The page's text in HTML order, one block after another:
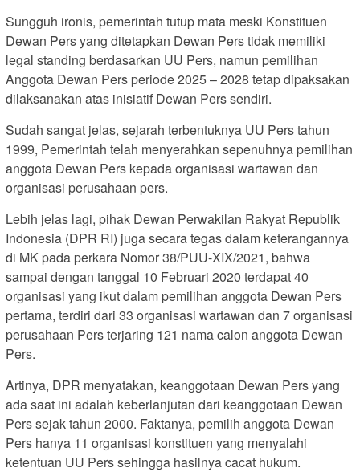
Sungguh ironis, pemerintah tutup mata meski Konstituen
Dewan Pers yang ditetapkan Dewan Pers tidak memiliki
legal standing berdasarkan UU Pers, namun pemilihan
Anggota Dewan Pers periode 2025 – 2028 tetap dipaksakan
dilaksanakan atas inisiatif Dewan Pers sendiri.
Sudah sangat jelas, sejarah terbentuknya UU Pers tahun
1999, Pemerintah telah menyerahkan sepenuhnya pemilihan
anggota Dewan Pers kepada organisasi wartawan dan
organisasi perusahaan pers.
Lebih jelas lagi, pihak Dewan Perwakilan Rakyat Republik
Indonesia (DPR RI) juga secara tegas dalam keterangannya
di MK pada perkara Nomor 38/PUU-XIX/2021, bahwa
sampai dengan tanggal 10 Februari 2020 terdapat 40
organisasi yang ikut dalam pemilihan anggota Dewan Pers
pertama, terdiri dari 33 organisasi wartawan dan 7 organisasi
perusahaan Pers terjaring 121 nama calon anggota Dewan
Pers.
Artinya, DPR menyatakan, keanggotaan Dewan Pers yang
ada saat ini adalah keberlanjutan dari keanggotaan Dewan
Pers sejak tahun 2000. Faktanya, pemilih anggota Dewan
Pers hanya 11 organisasi konstituen yang menyalahi
ketentuan UU Pers sehingga hasilnya cacat hukum.